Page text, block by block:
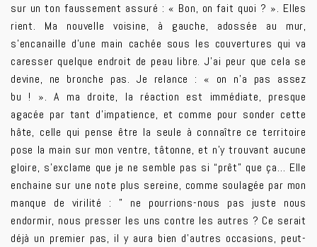
sur un ton faussement assuré : « Bon, on fait quoi ? ». Elles
rient. Ma nouvelle voisine, à gauche, adossée au mur,
s’encanaille d’une main cachée sous les couvertures qui va
caresser quelque endroit de peau libre. J’ai peur que cela se
devine, ne bronche pas. Je relance : « on n’a pas assez
bu ! ». A ma droite, la réaction est immédiate, presque
agacée par tant d’impatience, et comme pour sonder cette
hâte, celle qui pense être la seule à connaître ce territoire
pose la main sur mon ventre, tâtonne, et n’y trouvant aucune
gloire, s’exclame que je ne semble pas si “prêt” que ça… Elle
enchaine sur une note plus sereine, comme soulagée par mon
manque de virilité : ” ne pourrions-nous pas juste nous
endormir, nous presser les uns contre les autres ? Ce serait
déjà un premier pas, il y aura bien d’autres occasions, peut-